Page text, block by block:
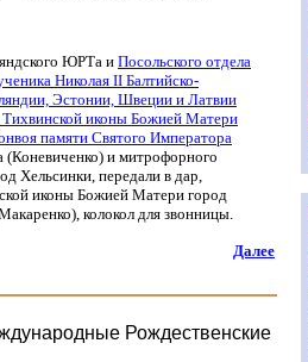
ЮРТа иПосольского отдела
Николая II Балтийско-
Эстонии, Швеции и Латвии
Тихвинской иконы Божией Матери
памяти Святого Императора
(Коневиченко) и митрофорного
Хельсинки, передали в дар,
иконы Божией Матери город
), колокол для звонницы.
Далее
Рождественские